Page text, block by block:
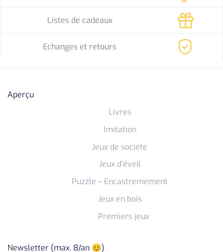
Listes de cadeaux
Echanges et retours
Aperçu
Livres
Imitation
Jeux de société
Jeux d’éveil
Puzzle – Encastremement
Jeux en bois
Premiers jeux
Newsletter (max. 8/an 😊)